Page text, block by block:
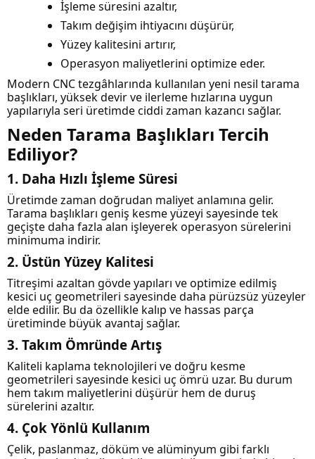
İşleme süresini azaltır,
Takım değişim ihtiyacını düşürür,
Yüzey kalitesini artırır,
Operasyon maliyetlerini optimize eder.
Modern CNC tezgâhlarında kullanılan yeni nesil tarama
başlıkları, yüksek devir ve ilerleme hızlarına uygun
yapılarıyla seri üretimde ciddi zaman kazancı sağlar.
Neden Tarama Başlıkları Tercih
Ediliyor?
1. Daha Hızlı İşleme Süresi
Üretimde zaman doğrudan maliyet anlamına gelir.
Tarama başlıkları geniş kesme yüzeyi sayesinde tek
geçişte daha fazla alan işleyerek operasyon sürelerini
minimuma indirir.
2. Üstün Yüzey Kalitesi
Titreşimi azaltan gövde yapıları ve optimize edilmiş
kesici uç geometrileri sayesinde daha pürüzsüz yüzeyler
elde edilir. Bu da özellikle kalıp ve hassas parça
üretiminde büyük avantaj sağlar.
3. Takım Ömründe Artış
Kaliteli kaplama teknolojileri ve doğru kesme
geometrileri sayesinde kesici uç ömrü uzar. Bu durum
hem takım maliyetlerini düşürür hem de duruş
sürelerini azaltır.
4. Çok Yönlü Kullanım
Çelik, paslanmaz, döküm ve alüminyum gibi farklı